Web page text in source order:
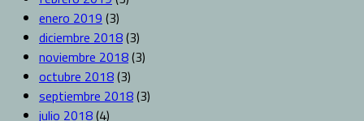
enero 2019 (3)
diciembre 2018(3)
noviembre 2018(3)
octubre 2018(3)
septiembre 2018(3)
julio 2018(4)